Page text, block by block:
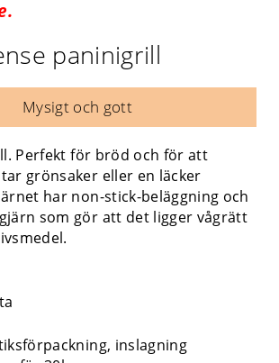
paninigrill
Mysigt och gott
Perfekt för bröd och för att
grönsaker eller en läcker
har non-stick-beläggning och
som gör att det ligger vågrätt
inslagning